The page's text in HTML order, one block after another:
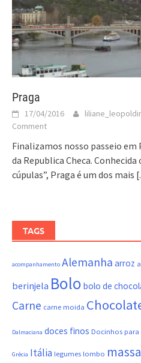
Praga
17/04/2016
Comment
Finalizamos nosso passeio
da Republica Checa. Conhecida
cúpulas”, Praga é um dos mais
TAGS
acompanhamento Alemanha arroz
berinjela Bolo bolo de
Carne carne moida
Dalmaciana doces finos Docinhos para
Grécia Itália legumes lombo massa